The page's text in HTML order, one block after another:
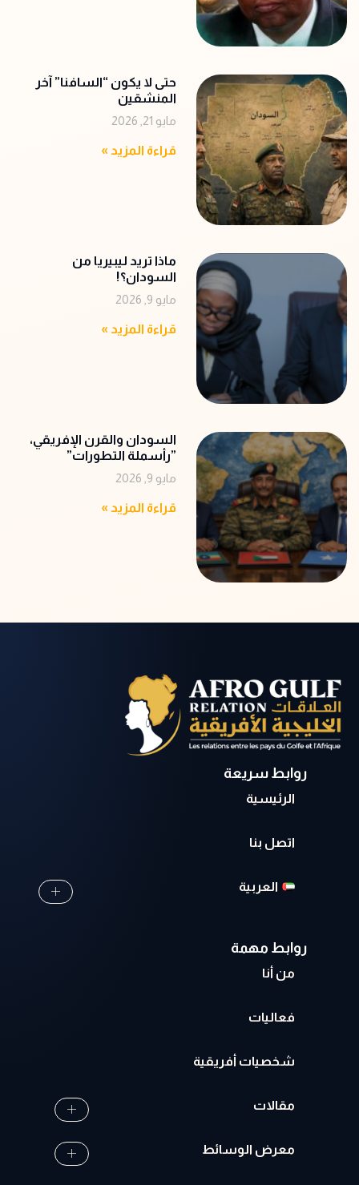
حتى لا يكون “السافنا” آخر
المنشقين
مايو 21, 2026
قراءة المزيد »
ماذا تريد ليبيريا من
السودان؟!
مايو 9, 2026
قراءة المزيد »
‬‭”‬رأسملة‭ ‬التطورات‭”‬
مايو 9, 2026
قراءة المزيد »
روابط سريعة
الرئيسية
اتصل بنا
العربية
روابط مهمة
من أنا
فعاليات
شخصيات أفريقية
مقالات
معرض الوسائط